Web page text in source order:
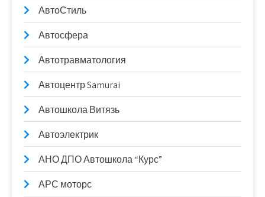
АвтоСтиль
Автосфера
Автотравматология
Автоцентр Samurai
Автошкола Витязь
Автоэлектрик
АНО ДПО Автошкола “Курс”
АРС моторс